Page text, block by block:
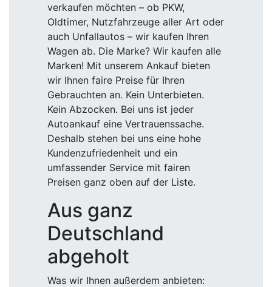
verkaufen möchten – ob PKW,
Oldtimer, Nutzfahrzeuge aller Art oder
auch Unfallautos – wir kaufen Ihren
Wagen ab. Die Marke? Wir kaufen alle
Marken! Mit unserem Ankauf bieten
wir Ihnen faire Preise für Ihren
Gebrauchten an. Kein Unterbieten.
Kein Abzocken. Bei uns ist jeder
Autoankauf eine Vertrauenssache.
Deshalb stehen bei uns eine hohe
Kundenzufriedenheit und ein
umfassender Service mit fairen
Preisen ganz oben auf der Liste.
Aus ganz
Deutschland
abgeholt
Was wir Ihnen außerdem anbieten: